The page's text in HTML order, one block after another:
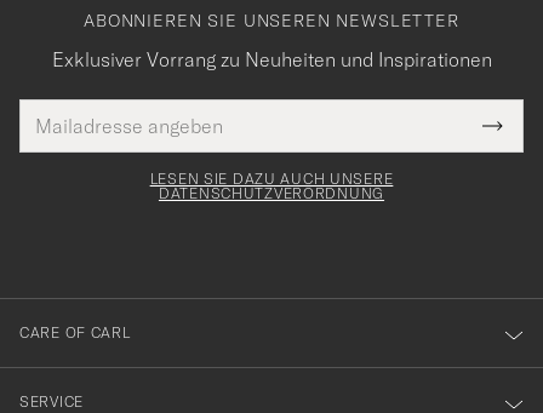
ABONNIEREN SIE UNSEREN NEWSLETTER
Exklusiver Vorrang zu Neuheiten und Inspirationen
Mail
Adresse
Tack
för
dig
till
vårt
nyhetsbrev!
LESEN SIE DAZU AUCH UNSERE
DATENSCHUTZVERORDNUNG
CARE OF CARL
SERVICE